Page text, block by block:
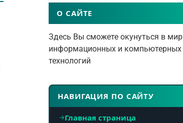
О САЙТЕ
Здесь Вы сможете окунуться в мир
информационных и компьютерных
технологий
НАВИГАЦИЯ ПО САЙТУ
Главная страница